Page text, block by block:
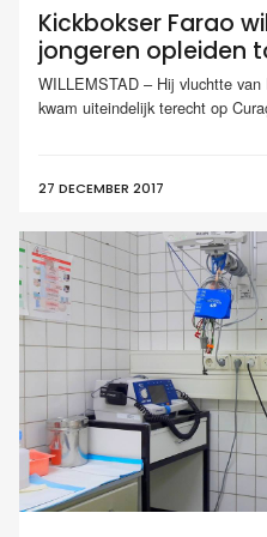
Kickbokser Farao
jongeren opleiden
WILLEMSTAD – Hij vluchtte
kwam uiteindelijk terecht op
27 DECEMBER 2017